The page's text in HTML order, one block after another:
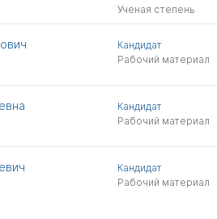
Ученая степень
Кандидат
Рабочий материал
Кандидат
Рабочий материал
Кандидат
Рабочий материал